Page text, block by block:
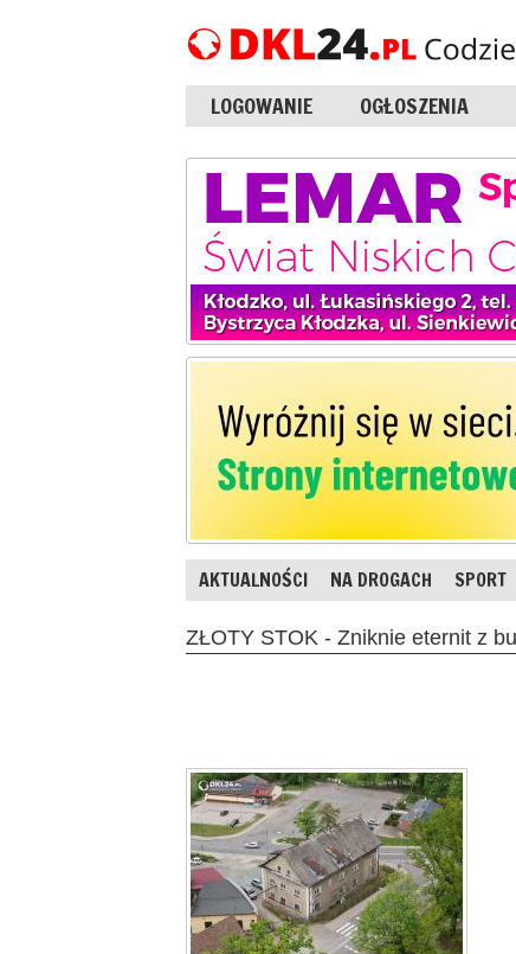
LOGOWANIE OGŁOSZENIA
AKTUALNOŚCI NA DROGACH SPORT
ZŁOTY STOK - Zniknie eternit z